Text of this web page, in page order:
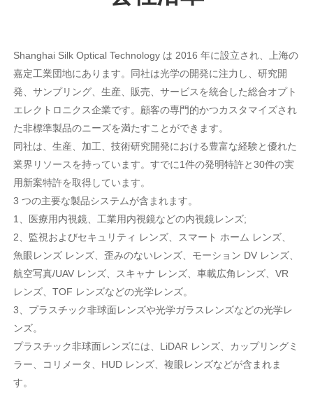
Shanghai Silk Optical Technology は 2016 年に設立され、上海の
嘉定工業団地にあります。同社は光学の開発に注力し、研究開
発、サンプリング、生産、販売、サービスを統合した総合オプト
エレクトロニクス企業です。顧客の専門的かつカスタマイズされ
た非標準製品のニーズを満たすことができます。
同社は、生産、加工、技術研究開発における豊富な経験と優れた
業界リソースを持っています。すでに1件の発明特許と30件の実
用新案特許を取得しています。
3 つの主要な製品システムが含まれます。
1
医療用内視鏡、工業用内視鏡などの内視鏡レンズ;
2
監視およびセキュリティ レンズ、スマート ホーム レンズ、
魚眼レンズ レンズ、歪みのないレンズ、モーション DV レンズ、
航空写真/UAV レンズ、スキャナ レンズ、車載広角レンズ、VR
レンズ、TOF レンズなどの光学レンズ。
3
プラスチック非球面レンズや光学ガラスレンズなどの光学レ
ンズ。
プラスチック非球面レンズには、LiDAR レンズ、カップリングミ
ラー、コリメータ、HUD レンズ、複眼レンズなどが含まれま
す。